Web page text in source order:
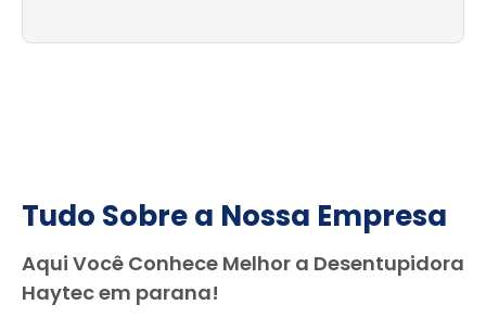
Tudo Sobre a Nossa Empresa
Aqui Você Conhece Melhor a Desentupidora
Haytec em parana!